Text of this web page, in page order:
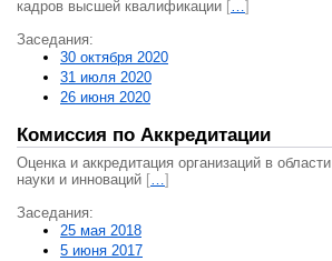
кадров высшей квалификации […]
Заседания:
30 октября 2020
31 июля 2020
26 июня 2020
Комиссия по Аккредитации
Оценка и аккредитация организаций в области
науки и инноваций […]
Заседания:
25 мая 2018
5 июня 2017